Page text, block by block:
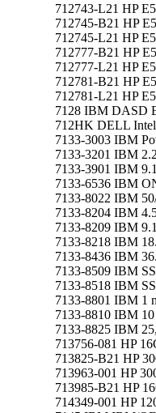
712743-L21 HP
712745-B21 HP
712745-L21 HP
712777-B21 HP
712777-L21 HP
712781-B21 HP
712781-L21 HP
7128 IBM DASD
712HK DELL
7133-3003 IBM
7133-3201 IBM
7133-3901 IBM
7133-6536 IBM
7133-8022 IBM
7133-8204 IBM
7133-8209 IBM
7133-8218 IBM
7133-8436 IBM
7133-8509 IBM
7133-8518 IBM
7133-8801 IBM 1
7133-8810 IBM
7133-8825 IBM
713756-081 HP
713825-B21 HP
713963-001 HP
713985-B21 HP
714349-001 HP